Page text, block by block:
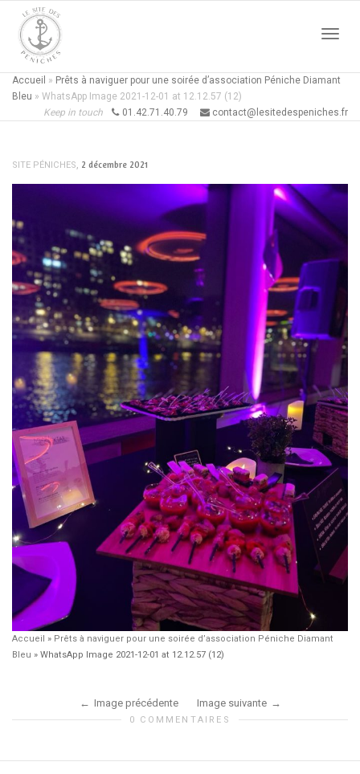
Accueil » Prêts à naviguer pour une soirée d’association Péniche Diamant
Bleu » WhatsApp Image 2021-12-01 at 12.12.57 (12)
Keep in touch
01.42.71.40.79 contact@lesitedespeniches.fr
SITE PÉNICHES, 2 décembre 2021
Accueil » Prêts à naviguer pour une soirée d’association Péniche Diamant
Bleu » WhatsApp Image 2021-12-01 at 12.12.57 (12)
Image précédente Image suivante
0 COMMENTAIRES